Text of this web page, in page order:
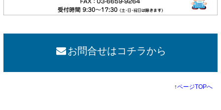
お問合せはコチラから
↑ページTOPへ